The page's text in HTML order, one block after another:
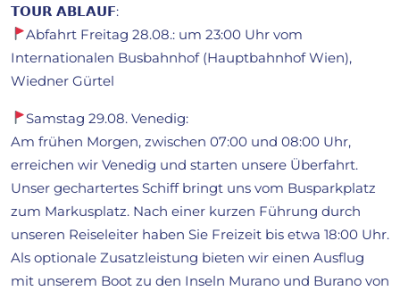
𝗧𝗢𝗨𝗥 𝗔𝗕𝗟𝗔𝗨𝗙:
Abfahrt Freitag 28.08.: um 23:00 Uhr vom
Internationalen Busbahnhof (Hauptbahnhof Wien),
Wiedner Gürtel
Samstag 29.08. Venedig:
Am frühen Morgen, zwischen 07:00 und 08:00 Uhr,
erreichen wir Venedig und starten unsere Überfahrt.
Unser gechartertes Schiff bringt uns vom Busparkplatz
zum Markusplatz. Nach einer kurzen Führung durch
unseren Reiseleiter haben Sie Freizeit bis etwa 18:00 Uhr.
Als optionale Zusatzleistung bieten wir einen Ausflug
mit unserem Boot zu den Inseln Murano und Burano von